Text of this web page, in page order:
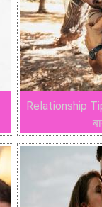
Relationship